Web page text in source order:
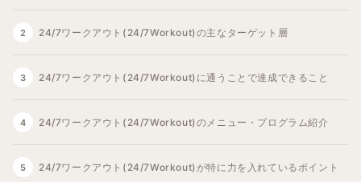
24/7ワークアウト(24/7Workout)の主なターゲット層
24/7ワークアウト(24/7Workout)に通うことで達成できること
24/7ワークアウト(24/7Workout)のメニュー・プログラム紹介
24/7ワークアウト(24/7Workout)が特に力を入れているポイント